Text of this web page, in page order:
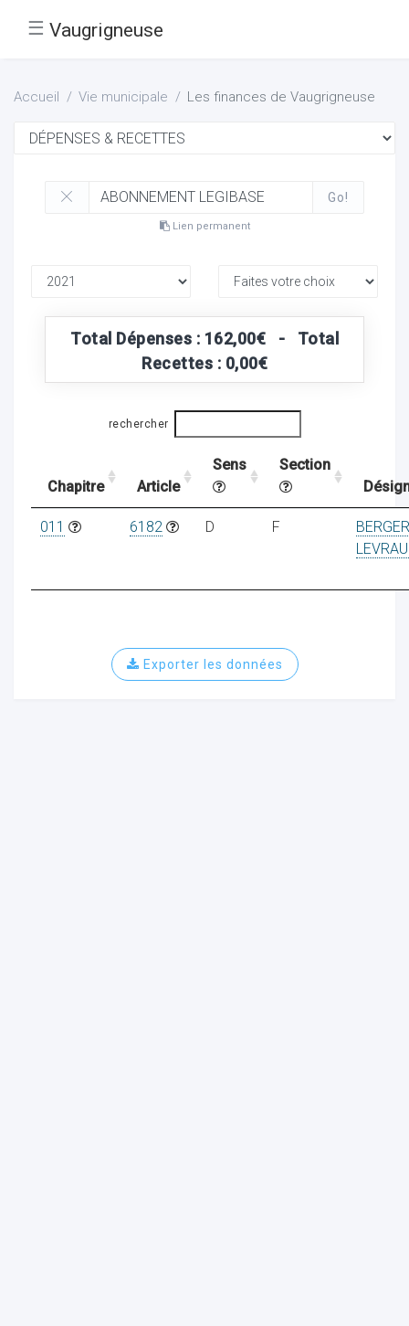
☰ Vaugrigneuse
Accueil Vie municipale Les finances de Vaugrigneuse
Go!
Lien permanent
Total Dépenses : 162,00€ - Total
Recettes : 0,00€
rechercher
Chapitre Article
Sens
Section
011 6182 D F
BERGER
Exporter les données